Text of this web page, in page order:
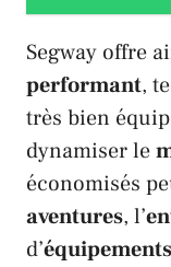
Segway offre
performant,
très bien
dynamiser le
économisés
aventures, l’
d’